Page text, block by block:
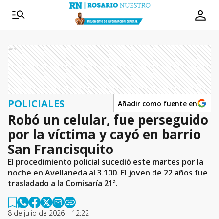
Ads
POLICIALES Añadir como fuente en
Robó un celular, fue perseguido
por la víctima y cayó en barrio
San Francisquito
El procedimiento policial sucedió este martes por la
noche en Avellaneda al 3.100. El joven de 22 años fue
trasladado a la Comisaría 21ª.
8 de julio de 2026 | 12:22